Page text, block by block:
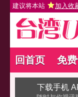
建议将本站 加入收
回首页 免
下载手机